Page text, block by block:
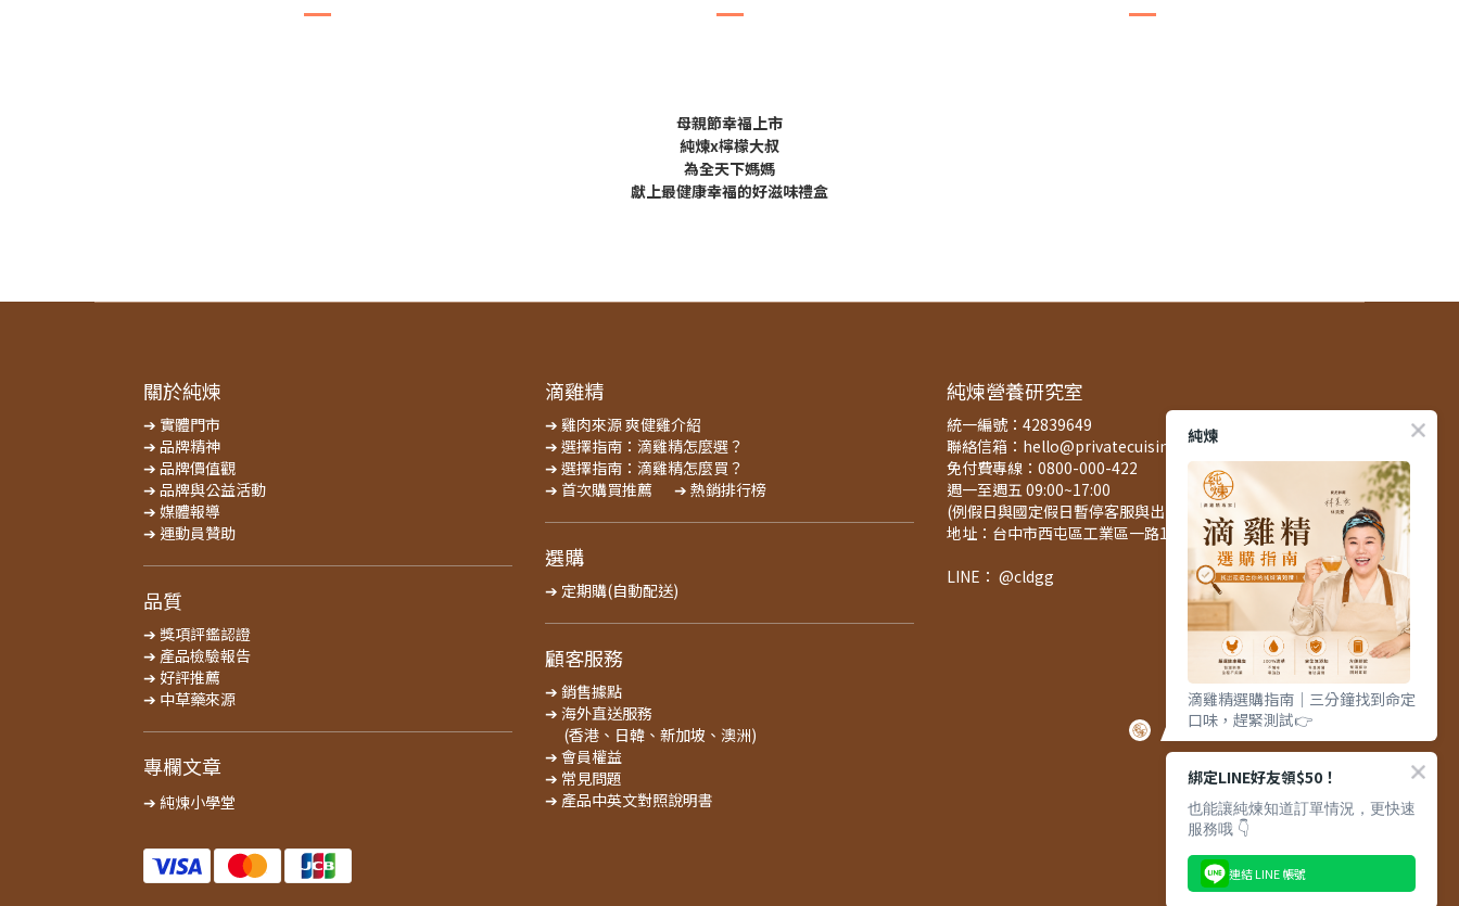
母親節幸福上市
純煉x檸檬大叔
為全天下媽媽
獻上最健康幸福的好滋味禮盒
關於純煉
➔ 實體門市
➔ 品牌精神
➔ 品牌價值觀
➔ 品牌與公益活動
➔ 媒體報導
➔ 運動員贊助
品質
➔ 獎項評鑑認證
➔ 產品檢驗報告
➔ 好評推薦
➔ 中草藥來源
專欄文章
➔ 純煉小學堂
滴雞精
➔ 雞肉來源 爽健雞介紹
➔ 選擇指南：滴雞精怎麼選？
➔ 選擇指南：滴雞精怎麼買？
➔ 首次購買推薦
➔ 熱銷排行榜
選購
➔ 定期購(自動配送)
顧客服務
➔ 銷售據點
➔ 海外直送服務
(香港、日韓、新加坡、澳洲)
➔ 會員權益
➔ 常見問題
➔ 產品中英文對照說明書
純煉營養研究室
統一編號：42839649
聯絡信箱：hello@privatecuisine.tw
免付費專線：0800-000-422
週一至週五 09:00~17:00
(例假日與國定假日暫停客服與出貨服務)
地址：台中市西屯區工業區一路127之3號5樓
LINE： @cldgg
純煉
滴雞精選購指南｜三分鐘找到命定
口味，趕緊測試👉
綁定LINE好友領$50！
也能讓純煉知道訂單情況，更快速
服務哦 👇
連結 LINE 帳號